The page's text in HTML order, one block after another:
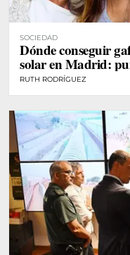
SOCIEDAD
Dónde conseguir
solar en Madrid:
RUTH RODRÍGUEZ